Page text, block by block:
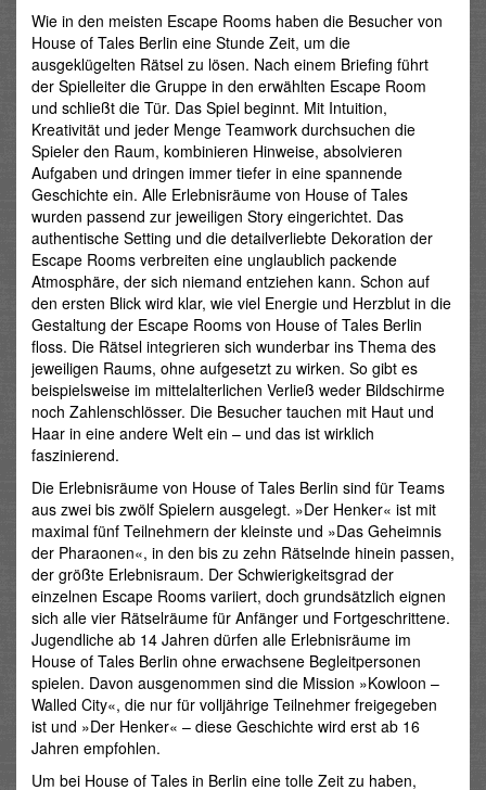
Wie in den meisten Escape Rooms haben die Besucher von
House of Tales Berlin eine Stunde Zeit, um die
ausgeklügelten Rätsel zu lösen. Nach einem Briefing führt
der Spielleiter die Gruppe in den erwählten Escape Room
und schließt die Tür. Das Spiel beginnt. Mit Intuition,
Kreativität und jeder Menge Teamwork durchsuchen die
Spieler den Raum, kombinieren Hinweise, absolvieren
Aufgaben und dringen immer tiefer in eine spannende
Geschichte ein. Alle Erlebnisräume von House of Tales
wurden passend zur jeweiligen Story eingerichtet. Das
authentische Setting und die detailverliebte Dekoration der
Escape Rooms verbreiten eine unglaublich packende
Atmosphäre, der sich niemand entziehen kann. Schon auf
den ersten Blick wird klar, wie viel Energie und Herzblut in die
Gestaltung der Escape Rooms von House of Tales Berlin
floss. Die Rätsel integrieren sich wunderbar ins Thema des
jeweiligen Raums, ohne aufgesetzt zu wirken. So gibt es
beispielsweise im mittelalterlichen Verließ weder Bildschirme
noch Zahlenschlösser. Die Besucher tauchen mit Haut und
Haar in eine andere Welt ein – und das ist wirklich
faszinierend.
Die Erlebnisräume von House of Tales Berlin sind für Teams
aus zwei bis zwölf Spielern ausgelegt. »Der Henker« ist mit
maximal fünf Teilnehmern der kleinste und »Das Geheimnis
der Pharaonen«, in den bis zu zehn Rätselnde hinein passen,
der größte Erlebnisraum. Der Schwierigkeitsgrad der
einzelnen Escape Rooms variiert, doch grundsätzlich eignen
sich alle vier Rätselräume für Anfänger und Fortgeschrittene.
Jugendliche ab 14 Jahren dürfen alle Erlebnisräume im
House of Tales Berlin ohne erwachsene Begleitpersonen
spielen. Davon ausgenommen sind die Mission »Kowloon –
Walled City«, die nur für volljährige Teilnehmer freigegeben
ist und »Der Henker« – diese Geschichte wird erst ab 16
Jahren empfohlen.
Um bei House of Tales in Berlin eine tolle Zeit zu haben,